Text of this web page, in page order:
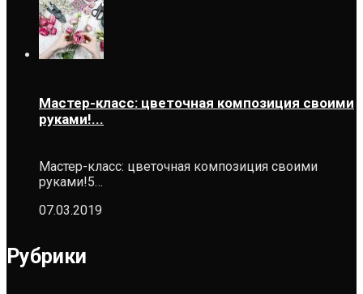
Мастер-класс: цветочная композиция своими
руками!...
Мастер-класс: цветочная композиция своими
руками!5…
07.03.2019
Рубрики